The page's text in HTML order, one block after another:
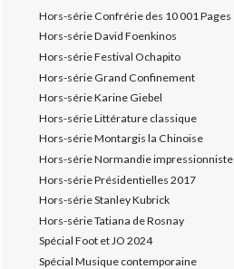
Hors-série Confrérie des 10 001 Pages
Hors-série David Foenkinos
Hors-série Festival Ochapito
Hors-série Grand Confinement
Hors-série Karine Giebel
Hors-série Littérature classique
Hors-série Montargis la Chinoise
Hors-série Normandie impressionniste
Hors-série Présidentielles 2017
Hors-série Stanley Kubrick
Hors-série Tatiana de Rosnay
Spécial Foot et JO 2024
Spécial Musique contemporaine